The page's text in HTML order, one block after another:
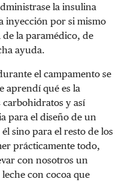
la insulina
inyección por si mismo
la paramédico, de
ayuda.
el campamento se
aprendí qué es la
carbohidratos y así
para el diseño de un
sino para el resto de los
prácticamente todo,
con nosotros un
con cocoa que